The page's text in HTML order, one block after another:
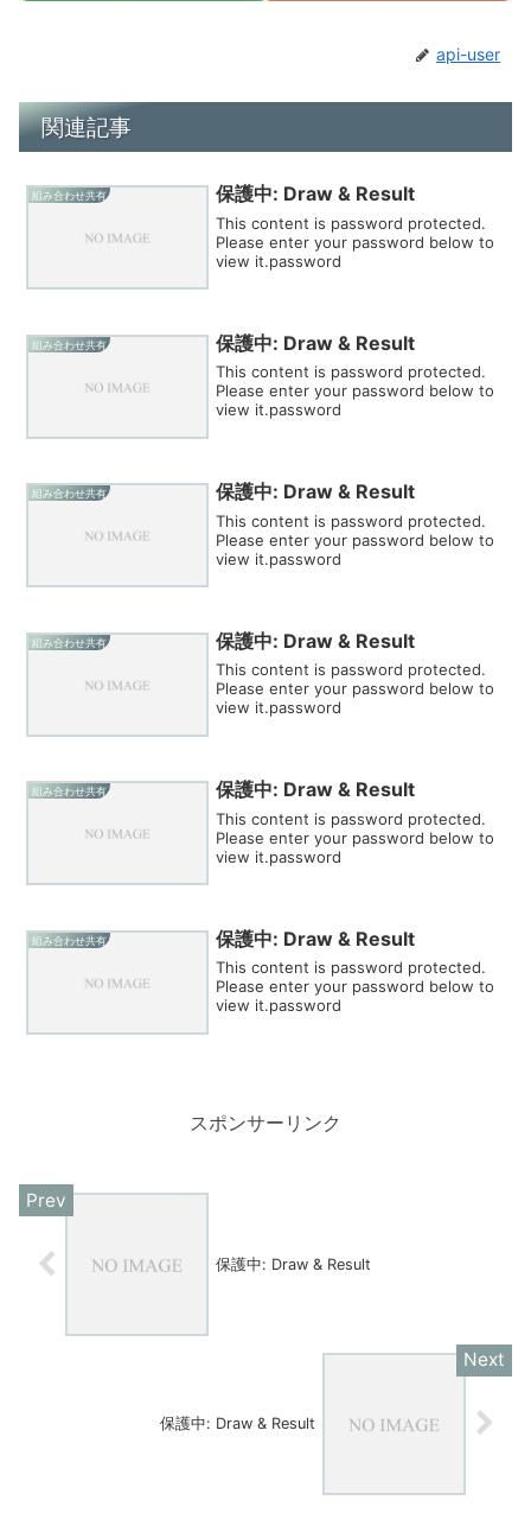
api-user
関連記事
組み合わせ共有 保護中: Draw & Result
This content is password protected.
Please enter your password below to
view it.password
組み合わせ共有 保護中: Draw & Result
This content is password protected.
Please enter your password below to
view it.password
組み合わせ共有 保護中: Draw & Result
This content is password protected.
Please enter your password below to
view it.password
組み合わせ共有 保護中: Draw & Result
This content is password protected.
Please enter your password below to
view it.password
組み合わせ共有 保護中: Draw & Result
This content is password protected.
Please enter your password below to
view it.password
組み合わせ共有 保護中: Draw & Result
This content is password protected.
Please enter your password below to
view it.password
スポンサーリンク
保護中: Draw & Result
保護中: Draw & Result